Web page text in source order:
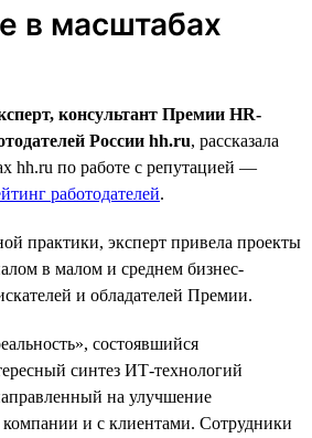
в масштабах
консультант Премии HR-
России hh.ru, рассказала
hh.ru по работе с репутацией —
работодателей.
практики, эксперт привела проекты
в малом и среднем бизнес-
и обладателей Премии.
состоявшийся
синтез ИТ-технологий
на улучшение
и с клиентами. Сотрудники